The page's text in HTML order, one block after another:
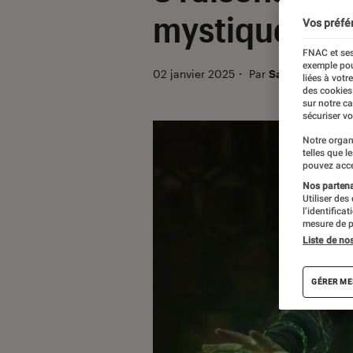
mystique du
02 janvier 2025 ・ Par Sarah Dupont
Vos
FNAC et
exemple
liées à
des
sur notre
sécuriser
Notre
telles que
pouvez
Nos
Utiliser des
mesure de
Liste de
GÉRER